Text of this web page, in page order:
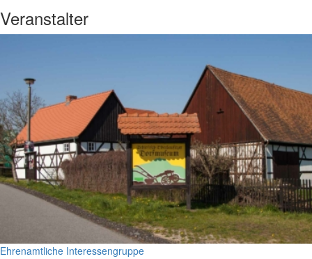
Veranstalter
Ehrenamtliche Interessengruppe